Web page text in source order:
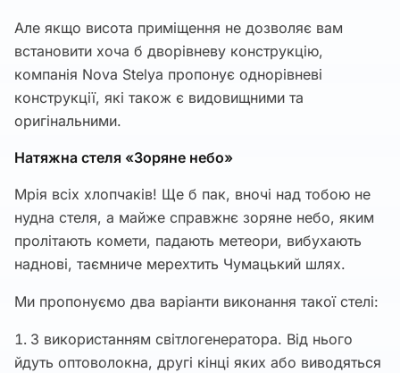
Але якщо висота приміщення не дозволяє вам
встановити хоча б дворівневу конструкцію,
компанія Nova Stelya пропонує однорівневі
конструкції, які також є видовищними та
оригінальними.
Натяжна стеля «Зоряне небо»
Мрія всіх хлопчаків! Ще б пак, вночі над тобою не
нудна стеля, а майже справжнє зоряне небо, яким
пролітають комети, падають метеори, вибухають
наднові, таємниче мерехтить Чумацький шлях.
Ми пропонуємо два варіанти виконання такої стелі:
З використанням світлогенератора. Від нього
йдуть оптоволокна, другі кінці яких або виводяться